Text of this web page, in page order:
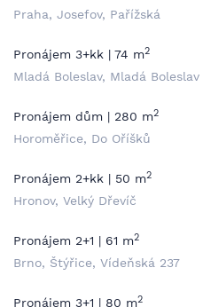
Praha, Josefov, Pařížská
Pronájem 3+kk | 74 m2
Mladá Boleslav, Mladá
Pronájem dům | 280 m2
Horoměřice, Do Oříšků
Pronájem 2+kk | 50 m2
Hronov, Velký Dřevíč
Pronájem 2+1 | 61 m2
Brno, Štýřice, Vídeňská 237
Pronájem 3+1 | 80 m2